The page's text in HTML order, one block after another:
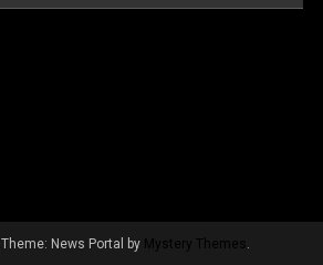
Theme: News Portal by Mystery Themes .